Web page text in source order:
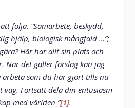
följa. ”Samarbete, beskydd,
hjälp, biologisk mångfald …”;
Här har allt sin plats och
När det gäller förslag kan jag
som du har gjort tills nu
väg. Fortsätt dela din entusiasm
med världen ”[1].